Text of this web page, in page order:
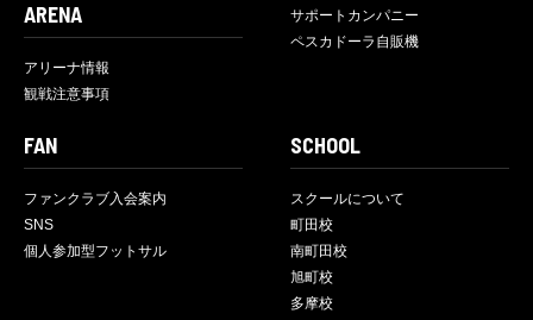
ARENA
アリーナ情報
観戦注意事項
サポートカンパニー
ペスカドーラ自販機
FAN
ファンクラブ入会案内
SNS
個人参加型フットサル
SCHOOL
スクールについて
町田校
南町田校
旭町校
多摩校